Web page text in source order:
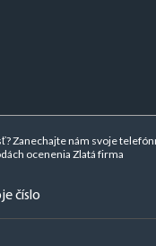
Zanechajte nám svoje
ocenenia Zlatá firma